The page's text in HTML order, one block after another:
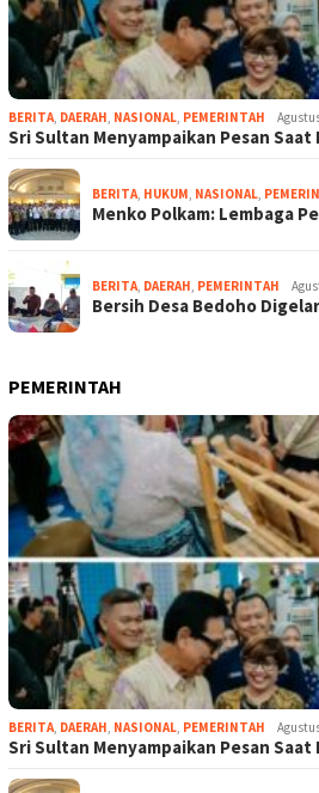
BERITA DAERAH NASIONAL PEMERINTAH
Sri Sultan Menyampaikan Pesan
BERITA HUKUM NASIONAL
Menko Polkam: Lembaga
BERITA DAERAH PEMERINTAH
Bersih Desa Bedoho
PEMERINTAH
BERITA DAERAH NASIONAL PEMERINTAH
Sri Sultan Menyampaikan Pesan